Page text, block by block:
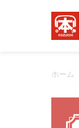
ホーム